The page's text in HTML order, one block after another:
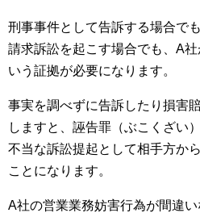
刑事事件として告訴する場合で
請求訴訟を起こす場合でも、A
いう証拠が必要になります。
事実を調べずに告訴したり損害
しますと、誣告罪（ぶこくざい
不当な訴訟提起として相手方か
ことになります。
A社の営業業務妨害行為が間違